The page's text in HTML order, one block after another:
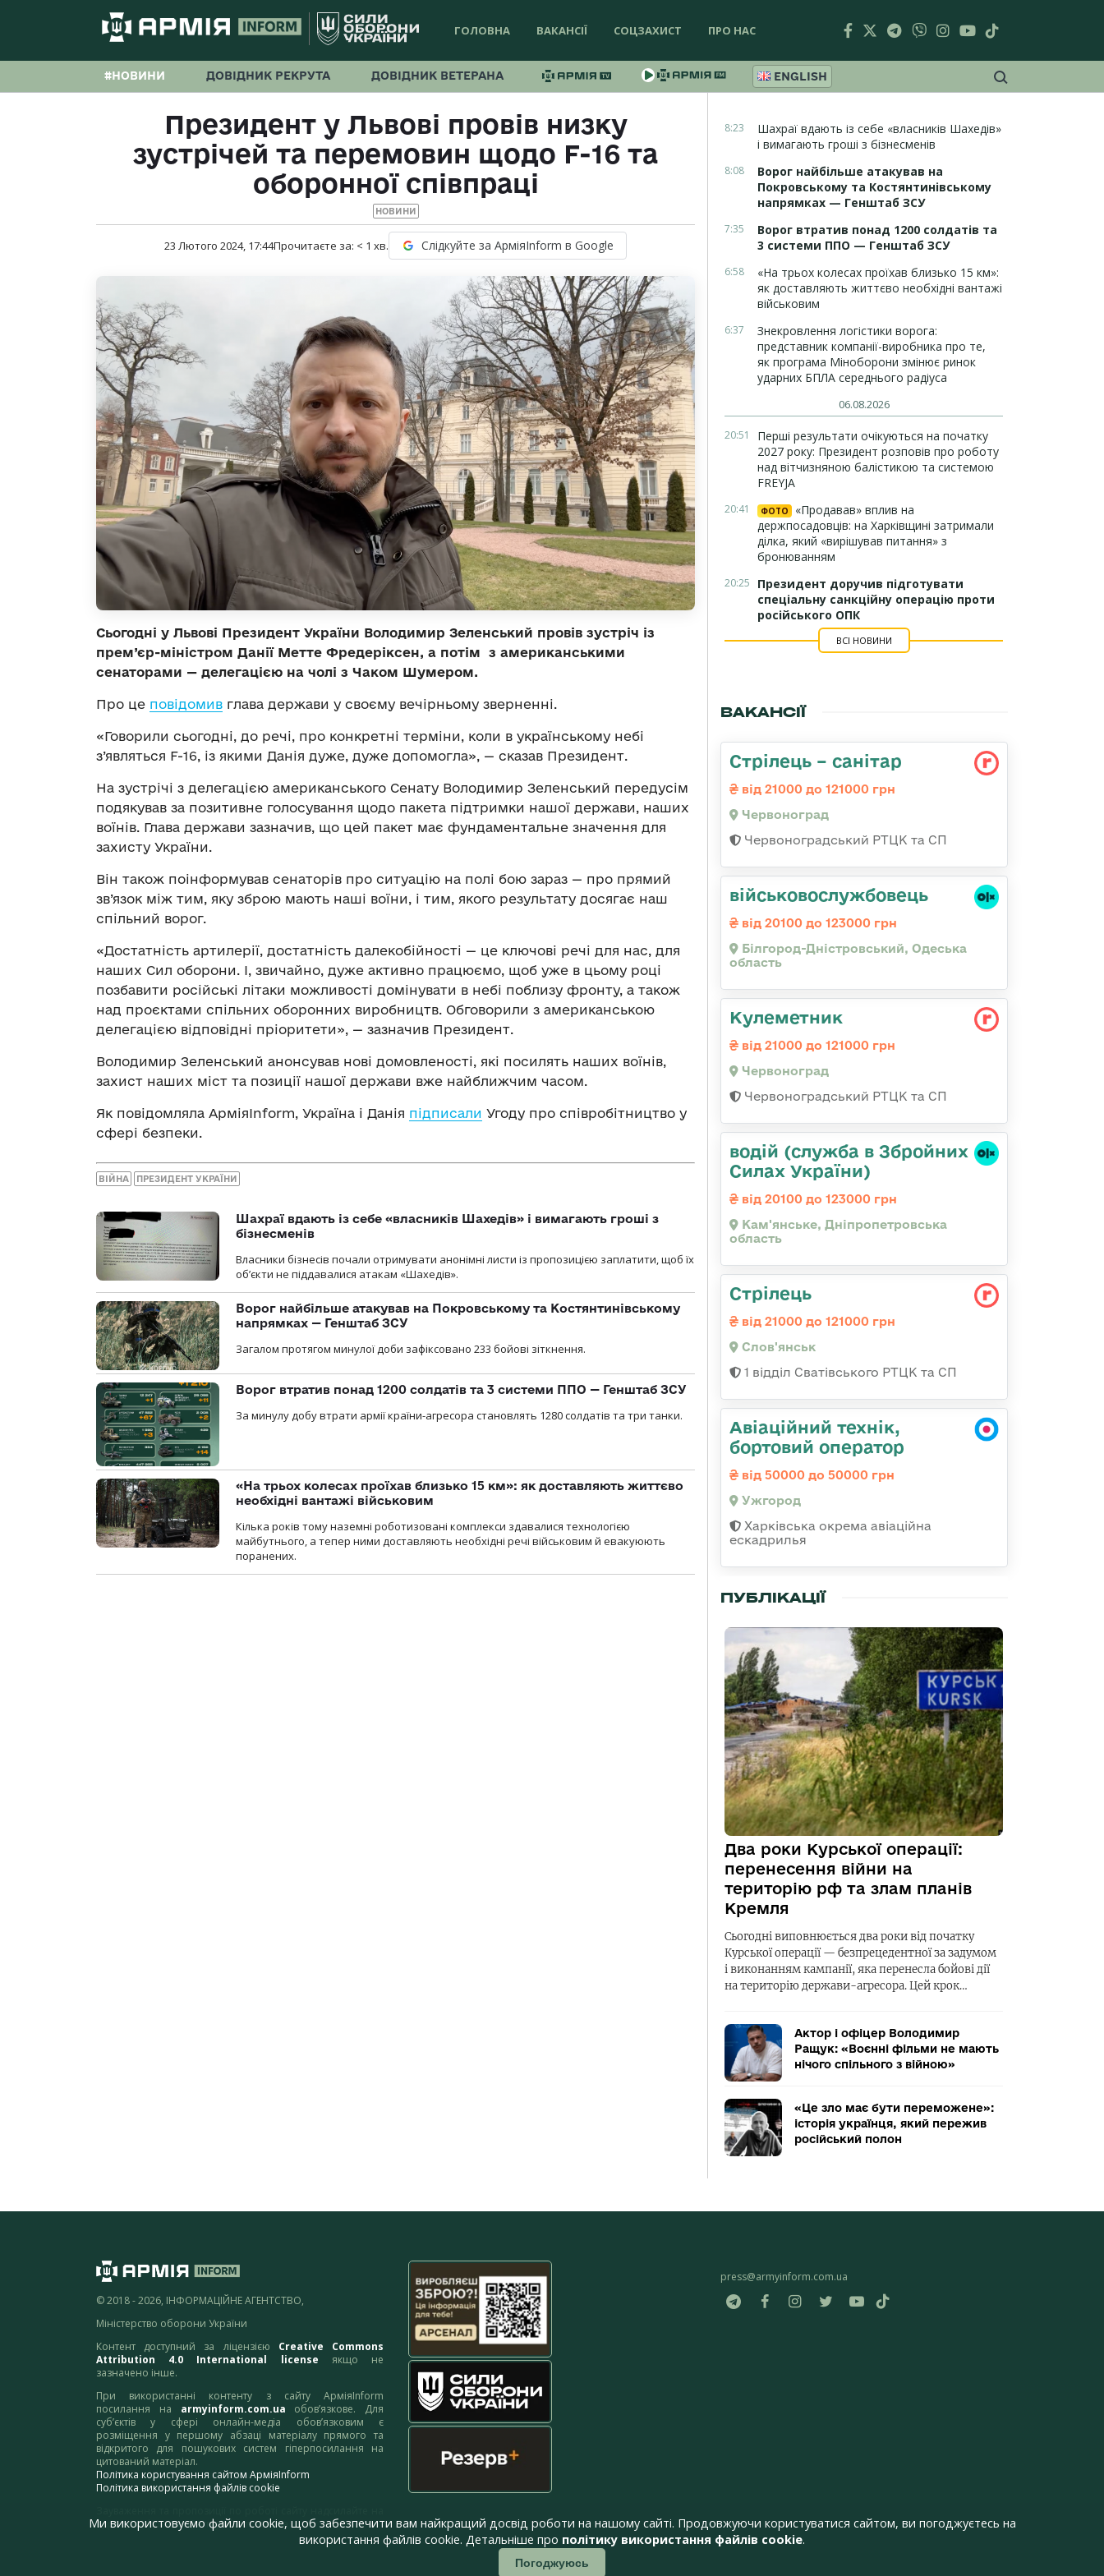
ГОЛОВНА ВАКАНСІЇ СОЦЗАХИСТ ПРО НАС
#НОВИНИ ДОВІДНИК РЕКРУТА ДОВІДНИК ВЕТЕРАНА ENGLISH
Президент у Львові провів низку
зустрічей та перемовин щодо F-16 та
оборонної співпраці
НОВИНИ
23 Лютого 2024, 17:44Прочитаєте за: < 1 хв. Слідкуйте за АрміяInform в Google
Сьогодні у Львові Президент України Володимир Зеленський провів зустріч із
прем’єр-міністром Данії Метте Фредеріксен, а потім з американськими
сенаторами — делегацією на чолі з Чаком Шумером.
Про це повідомив глава держави у своєму вечірньому зверненні.
«Говорили сьогодні, до речі, про конкретні терміни, коли в українському небі
з’являться F-16, із якими Данія дуже, дуже допомогла», — сказав Президент.
На зустрічі з делегацією американського Сенату Володимир Зеленський передусім
подякував за позитивне голосування щодо пакета підтримки нашої держави, наших
воїнів. Глава держави зазначив, що цей пакет має фундаментальне значення для
захисту України.
Він також поінформував сенаторів про ситуацію на полі бою зараз — про прямий
зв’язок між тим, яку зброю мають наші воїни, і тим, якого результату досягає наш
спільний ворог.
«Достатність артилерії, достатність далекобійності — це ключові речі для нас, для
наших Сил оборони. І, звичайно, дуже активно працюємо, щоб уже в цьому році
позбавити російські літаки можливості домінувати в небі поблизу фронту, а також
над проєктами спільних оборонних виробництв. Обговорили з американською
делегацією відповідні пріоритети», — зазначив Президент.
Володимир Зеленський анонсував нові домовленості, які посилять наших воїнів,
захист наших міст та позиції нашої держави вже найближчим часом.
Як повідомляла АрміяInform, Україна і Данія підписали Угоду про співробітництво у
сфері безпеки.
ВІЙНА ПРЕЗИДЕНТ УКРАЇНИ
Шахраї вдають із себе «власників Шахедів» і вимагають гроші з
бізнесменів
Власники бізнесів почали отримувати анонімні листи із пропозицією заплатити, щоб їх
об’єкти не піддавалися атакам «Шахедів».
Ворог найбільше атакував на Покровському та Костянтинівському
напрямках — Генштаб ЗСУ
Загалом протягом минулої доби зафіксовано 233 бойові зіткнення.
Ворог втратив понад 1200 солдатів та 3 системи ППО — Генштаб ЗСУ
За минулу добу втрати армії країни-агресора становлять 1280 солдатів та три танки.
«На трьох колесах проїхав близько 15 км»: як доставляють життєво
необхідні вантажі військовим
Кілька років тому наземні роботизовані комплекси здавалися технологією
майбутнього, а тепер ними доставляють необхідні речі військовим й евакуюють
поранених.
8:23
Шахраї вдають із себе «власників Шахедів»
і вимагають гроші з бізнесменів
8:08
Ворог найбільше атакував на
Покровському та Костянтинівському
напрямках — Генштаб ЗСУ
7:35
Ворог втратив понад 1200 солдатів та
3 системи ППО — Генштаб ЗСУ
6:58
«На трьох колесах проїхав близько 15 км»:
як доставляють життєво необхідні вантажі
військовим
6:37
Знекровлення логістики ворога:
представник компанії-виробника про те,
як програма Міноборони змінює ринок
ударних БПЛА середнього радіуса
06.08.2026
20:51
Перші результати очікуються на початку
2027 року: Президент розповів про роботу
над вітчизняною балістикою та системою
FREYJA
20:41 ФОТО
«Продавав» вплив на
держпосадовців: на Харківщині затримали
ділка, який «вирішував питання» з
бронюванням
20:25
Президент доручив підготувати
спеціальну санкційну операцію проти
російського ОПК
ВСІ НОВИНИ
ВАКАНСІЇ
Стрілець – санітар
від 21000 до 121000 грн
Червоноград
Червоноградський РТЦК та СП
військовослужбовець
від 20100 до 123000 грн
Білгород-Дністровський, Одеська
область
Кулеметник
від 21000 до 121000 грн
Червоноград
Червоноградський РТЦК та СП
водій (служба в Збройних
Силах України)
від 20100 до 123000 грн
Кам'янське, Дніпропетровська
область
Стрілець
від 21000 до 121000 грн
Слов'янськ
1 відділ Сватівського РТЦК та СП
Авіаційний технік,
бортовий оператор
від 50000 до 50000 грн
Ужгород
Харківська окрема авіаційна
ескадрилья
ПУБЛІКАЦІЇ
Два роки Курської операції:
перенесення війни на
територію рф та злам планів
Кремля
Сьогодні виповнюється два роки від початку
Курської операції — безпрецедентної за задумом
і виконанням кампанії, яка перенесла бойові дії
на територію держави-агресора. Цей крок…
Актор і офіцер Володимир
Ращук: «Воєнні фільми не мають
нічого спільного з війною»
«Це зло має бути переможене»:
історія українця, який пережив
російський полон
© 2018 - 2026, ІНФОРМАЦІЙНЕ АГЕНТСТВО,
Міністерство оборони України
Контент доступний за ліцензією Creative Commons
Attribution 4.0 International license якщо не
зазначено інше.
При використанні контенту з сайту АрміяInform
посилання на armyinform.com.ua обов’язкове. Для
суб’єктів у сфері онлайн-медіа обов’язковим є
розміщення у першому абзаці матеріалу прямого та
відкритого для пошукових систем гіперпосилання на
цитований матеріал.
Політика користування сайтом АрміяInform
Політика використання файлів cookie
адресу:webmaster@armyinform.com.ua
press@armyinform.com.ua
Ми використовуємо файли cookie, щоб забезпечити вам найкращий досвід роботи на нашому сайті. Продовжуючи користуватися сайтом, ви погоджуєтесь на
використання файлів cookie. Детальніше про політику використання файлів cookie.
Погоджуюсь